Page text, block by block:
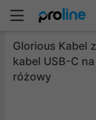
Glorious Kabel
kabel USB-C
różowy